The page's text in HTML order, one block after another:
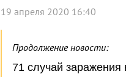
19 апреля 2020 16:40
Продолжение новости:
71 случай заражения